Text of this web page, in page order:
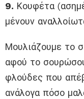
9. Κουφέτα
μένουν
Μουλιάζουμε το
αφού το
φλούδες που
ανάλογα πόσο